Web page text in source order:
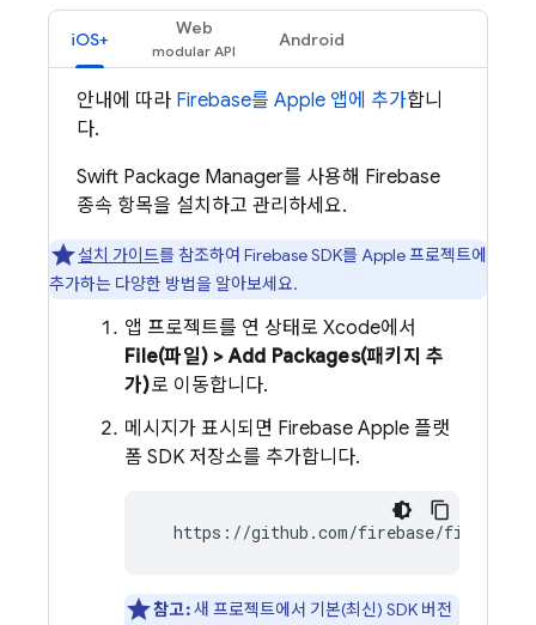
iOS+
Web
Android
안내에 따라 Firebase를 Apple 앱에 추가합니
다.
Swift Package Manager를 사용해 Firebase
종속 항목을 설치하고 관리하세요.
설치 가이드를 참조하여 Firebase SDK를 Apple 프로젝트에
추가하는 다양한 방법을 알아보세요.
앱 프로젝트를 연 상태로 Xcode에서
File(파일) > Add Packages(패키지 추
가)로 이동합니다.
메시지가 표시되면 Firebase Apple 플랫
폼 SDK 저장소를 추가합니다.
https://github.com/firebase/firebase-
참고:새 프로젝트에서 기본(최신) SDK 버전